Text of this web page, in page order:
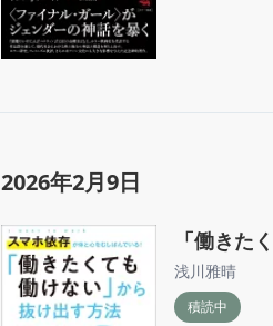
2026年2月9日
「働きた
浅川雅晴
積読中